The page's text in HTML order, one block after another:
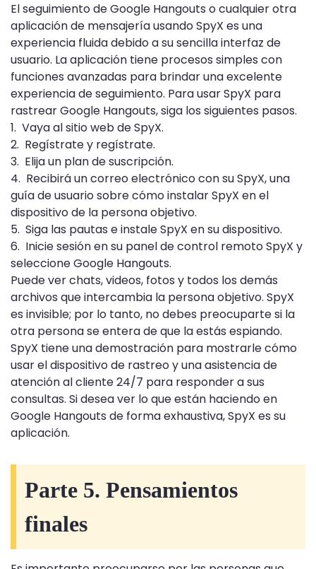
El seguimiento de Google Hangouts o cualquier otra
aplicación de mensajería usando SpyX es una
experiencia fluida debido a su sencilla interfaz de
usuario. La aplicación tiene procesos simples con
funciones avanzadas para brindar una excelente
experiencia de seguimiento. Para usar SpyX para
rastrear Google Hangouts, siga los siguientes pasos.
1. Vaya al sitio web de SpyX.
2. Regístrate y regístrate.
3. Elija un plan de suscripción.
4. Recibirá un correo electrónico con su SpyX, una
guía de usuario sobre cómo instalar SpyX en el
dispositivo de la persona objetivo.
5. Siga las pautas e instale SpyX en su dispositivo.
6. Inicie sesión en su panel de control remoto SpyX y
seleccione Google Hangouts.
Puede ver chats, videos, fotos y todos los demás
archivos que intercambia la persona objetivo. SpyX
es invisible; por lo tanto, no debes preocuparte si la
otra persona se entera de que la estás espiando.
SpyX tiene una demostración para mostrarle cómo
usar el dispositivo de rastreo y una asistencia de
atención al cliente 24/7 para responder a sus
consultas. Si desea ver lo que están haciendo en
Google Hangouts de forma exhaustiva, SpyX es su
aplicación.
Parte 5. Pensamientos
finales